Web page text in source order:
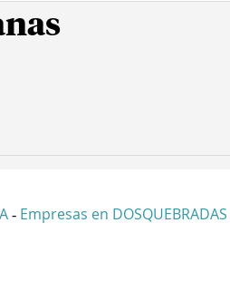
- Empresas en DOSQUEBRADAS